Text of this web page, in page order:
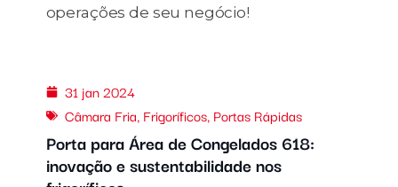
operações de seu negócio!
31 jan 2024
Câmara Fria, Frigoríficos, Portas Rápidas
Porta para Área de Congelados 618:
inovação e sustentabilidade nos